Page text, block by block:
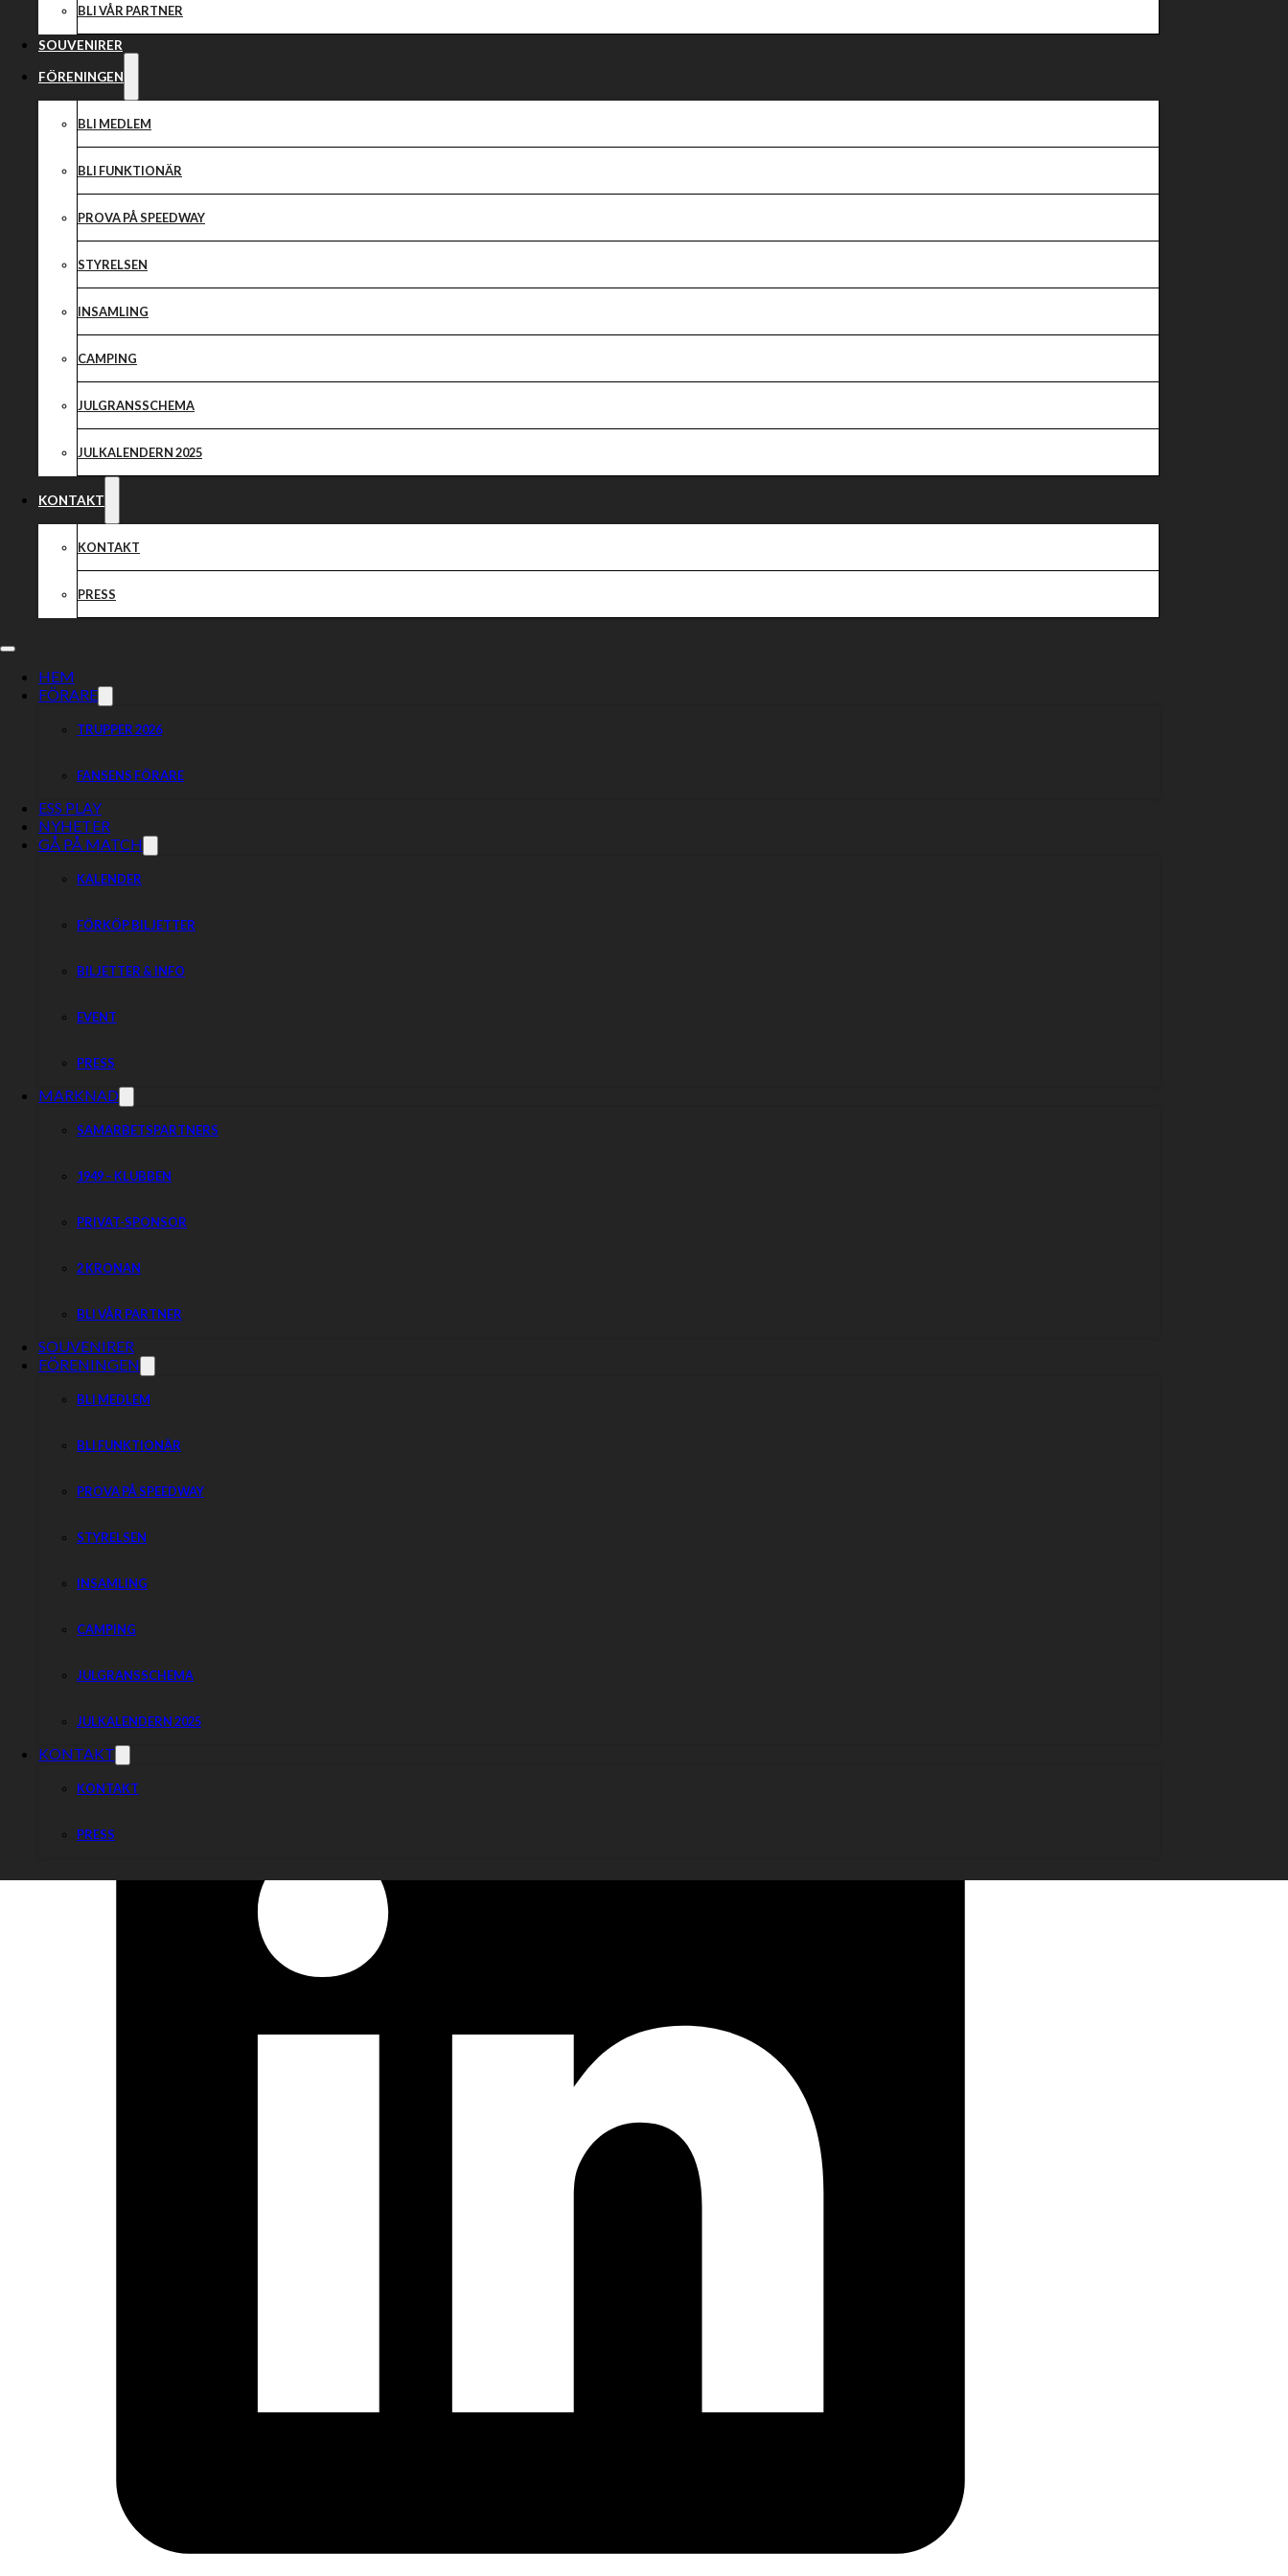
BLI VÅR PARTNER
SOUVENIRER
FÖRENINGEN
BLI MEDLEM
BLI FUNKTIONÄR
PROVA PÅ SPEEDWAY
STYRELSEN
INSAMLING
CAMPING
JULGRANSSCHEMA
JULKALENDERN 2025
KONTAKT
KONTAKT
PRESS
HEM
FÖRARE
TRUPPER 2026
FANSENS FÖRARE
ESS PLAY
NYHETER
GÅ PÅ MATCH
KALENDER
FÖRKÖP BILJETTER
BILJETTER & INFO
EVENT
PRESS
MARKNAD
SAMARBETSPARTNERS
1949 – KLUBBEN
PRIVAT-SPONSOR
2 KRONAN
BLI VÅR PARTNER
SOUVENIRER
FÖRENINGEN
BLI MEDLEM
BLI FUNKTIONÄR
PROVA PÅ SPEEDWAY
STYRELSEN
INSAMLING
CAMPING
JULGRANSSCHEMA
JULKALENDERN 2025
KONTAKT
KONTAKT
PRESS